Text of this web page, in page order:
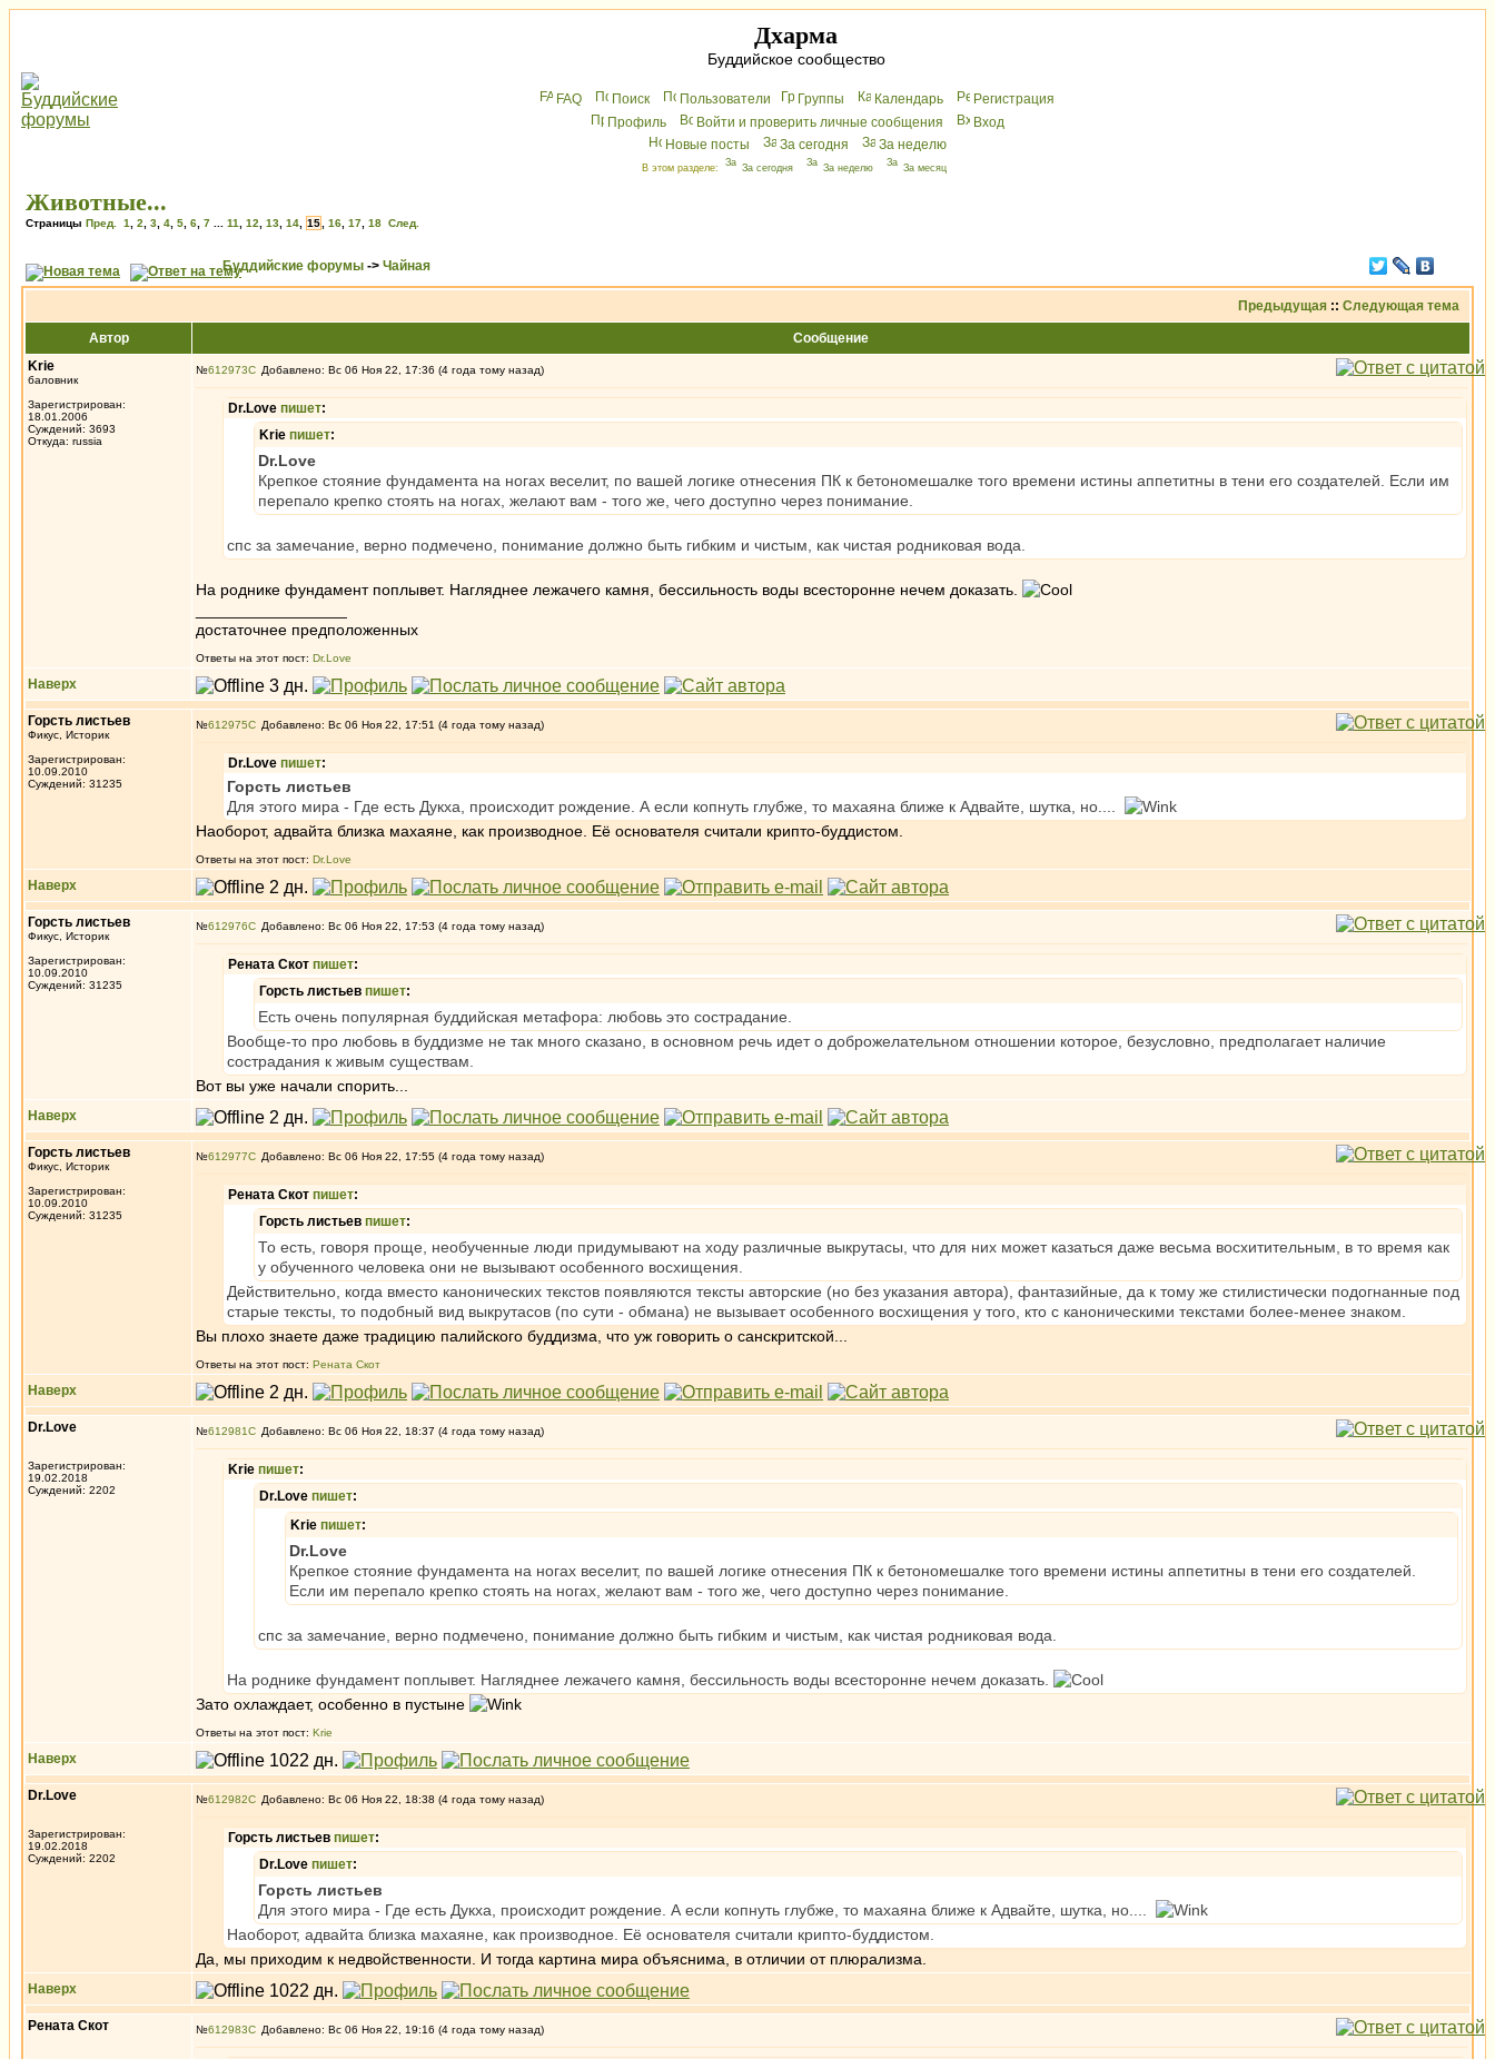
Дхарма
Буддийское сообщество
FAQ Поиск Пользователи Группы Календарь
Peгиcтрaция
Профиль
Войти и проверить личные сообщения
Вхoд
Новые посты
За сегодня За неделю
В этом разделе: За сегодня За неделю За месяц
Животные...
Страницы Пред. 1 2 3 4 5 6 7 11 12 13 14 15 16 17 18 След.
Буддийские форумы -> Чайная
Предыдущая :: Следующая тема
Автор
Сообщение
Krie
баловник
Зарегистрирован:
18.01.2006
Суждений: 3693
Откуда: russia
№612973 Добавлено: Вс 06 Ноя 22, 17:36 (4 года тому назад)
Dr.Love пишет:
Krie пишет:
Dr.Love
Крепкое стояние фундамента на ногах веселит, по вашей логике отнесения ПК к бетономешалке того времени истины аппетитны в тени его создателей. Если им
перепало крепко стоять на ногах, желают вам - того же, чего доступно через понимание.
спс за замечание, верно подмечено, понимание должно быть гибким и чистым, как чистая родниковая вода.
На роднике фундамент поплывет. Нагляднее лежачего камня, бессильность воды всесторонне нечем доказать.
достаточнее предположенных
Ответы на этот пост: Dr.Love
Наверх
Горсть листьев
Фикус, Историк
Зарегистрирован:
10.09.2010
Суждений: 31235
№612975 Добавлено: Вс 06 Ноя 22, 17:51 (4 года тому назад)
Dr.Love пишет:
Горсть листьев
Для этого мира - Где есть Дукха, происходит рождение. А если копнуть глубже, то махаяна ближе к Адвайте, шутка, но....
Наоборот, адвайта близка махаяне, как производное. Её основателя считали крипто-буддистом.
Ответы на этот пост: Dr.Love
Наверх
Горсть листьев
Фикус, Историк
Зарегистрирован:
10.09.2010
Суждений: 31235
№612976 Добавлено: Вс 06 Ноя 22, 17:53 (4 года тому назад)
Рената Скот пишет:
Горсть листьев пишет:
Есть очень популярная буддийская метафора: любовь это сострадание.
Вообще-то про любовь в буддизме не так много сказано, в основном речь идет о доброжелательном отношении которое, безусловно, предполагает наличие
сострадания к живым существам.
Вот вы уже начали спорить...
Наверх
Горсть листьев
Фикус, Историк
Зарегистрирован:
10.09.2010
Суждений: 31235
№612977 Добавлено: Вс 06 Ноя 22, 17:55 (4 года тому назад)
Рената Скот пишет:
Горсть листьев пишет:
То есть, говоря проще, необученные люди придумывают на ходу различные выкрутасы, что для них может казаться даже весьма восхитительным, в то время как
у обученного человека они не вызывают особенного восхищения.
Действительно, когда вместо канонических текстов появляются тексты авторские (но без указания автора), фантазийные, да к тому же стилистически подогнанные под
старые тексты, то подобный вид выкрутасов (по сути - обмана) не вызывает особенного восхищения у того, кто с каноническими текстами более-менее знаком.
Вы плохо знаете даже традицию палийского буддизма, что уж говорить о санскритской...
Ответы на этот пост: Рената Скот
Наверх
Dr.Love
Зарегистрирован:
19.02.2018
Суждений: 2202
№612981 Добавлено: Вс 06 Ноя 22, 18:37 (4 года тому назад)
Krie пишет:
Dr.Love пишет:
Krie пишет:
Dr.Love
Крепкое стояние фундамента на ногах веселит, по вашей логике отнесения ПК к бетономешалке того времени истины аппетитны в тени его создателей.
Если им перепало крепко стоять на ногах, желают вам - того же, чего доступно через понимание.
спс за замечание, верно подмечено, понимание должно быть гибким и чистым, как чистая родниковая вода.
На роднике фундамент поплывет. Нагляднее лежачего камня, бессильность воды всесторонне нечем доказать.
Зато охлаждает, особенно в пустыне
Ответы на этот пост: Krie
Наверх
Dr.Love
Зарегистрирован:
19.02.2018
Суждений: 2202
№612982 Добавлено: Вс 06 Ноя 22, 18:38 (4 года тому назад)
Горсть листьев пишет:
Dr.Love пишет:
Горсть листьев
Для этого мира - Где есть Дукха, происходит рождение. А если копнуть глубже, то махаяна ближе к Адвайте, шутка, но....
Наоборот, адвайта близка махаяне, как производное. Её основателя считали крипто-буддистом.
Да, мы приходим к недвойственности. И тогда картина мира объяснима, в отличии от плюрализма.
Наверх
Рената Скот №612983 Добавлено: Вс 06 Ноя 22, 19:16 (4 года тому назад)